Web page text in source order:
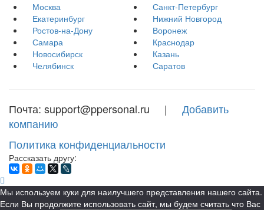
Москва
Санкт-Петербург
Екатеринбург
Нижний Новгород
Ростов-на-Дону
Воронеж
Самара
Краснодар
Новосибирск
Казань
Челябинск
Саратов
Почта: support@ppersonal.ru | Добавить
компанию
Политика конфиденциальности
Рассказать другу:
Мы используем куки для наилучшего представления нашего сайта.
Если Вы продолжите использовать сайт, мы будем считать что Вас